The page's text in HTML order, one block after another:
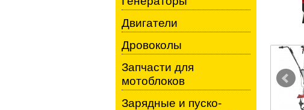
Двигатели
Дровоколы
Запчасти для
мотоблоков
Зарядные и пуско-